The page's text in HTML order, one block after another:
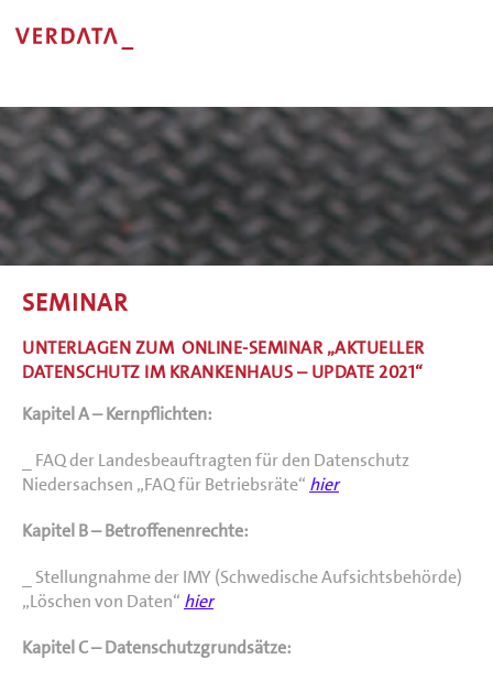
SEMINAR
UNTERLAGEN ZUM ONLINE-SEMINAR „AKTUELLER
DATENSCHUTZ IM KRANKENHAUS – UPDATE 2021“
Kapitel A – Kernpflichten:
_ FAQ der Landesbeauftragten für den Datenschutz
Niedersachsen „FAQ für Betriebsräte“ hier
Kapitel B – Betroffenenrechte:
_ Stellungnahme der IMY (Schwedische Aufsichtsbehörde)
„Löschen von Daten“ hier
Kapitel C – Datenschutzgrundsätze: